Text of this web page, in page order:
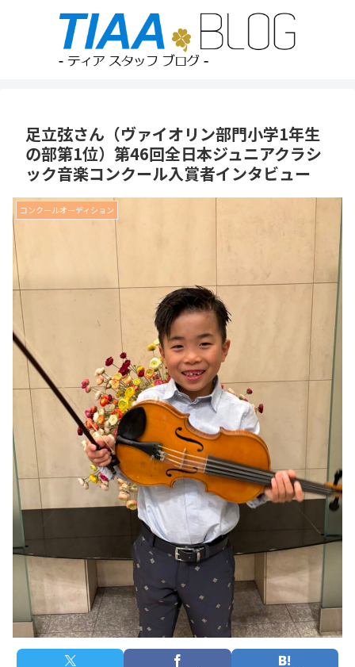
足立弦さん（ヴァイオリン部門小学1年生
の部第1位）第46回全日本ジュニアクラシ
ック音楽コンクール入賞者インタビュー
コンクールオーディション